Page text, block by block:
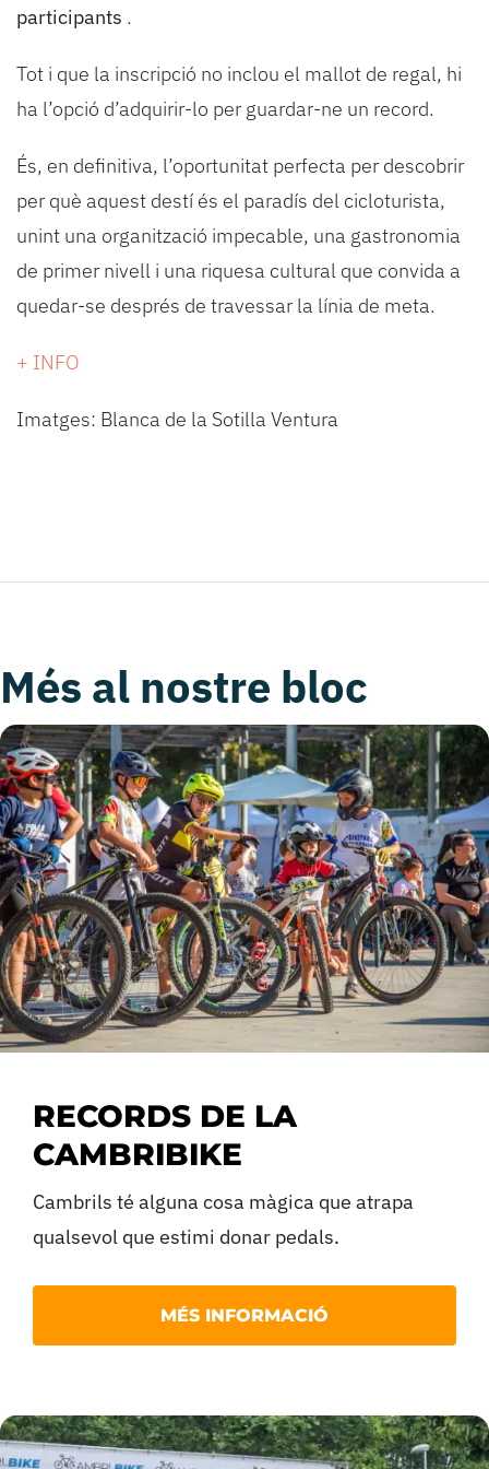
participants .
Tot i que la inscripció no inclou el mallot de regal, hi
ha l’opció d’adquirir-lo per guardar-ne un record.
És, en definitiva, l’oportunitat perfecta per descobrir
per què aquest destí és el paradís del cicloturista,
unint una organització impecable, una gastronomia
de primer nivell i una riquesa cultural que convida a
quedar-se després de travessar la línia de meta.
+ INFO
Imatges: Blanca de la Sotilla Ventura
Més al nostre bloc
RECORDS DE LA
CAMBRIBIKE
Cambrils té alguna cosa màgica que atrapa
qualsevol que estimi donar pedals.
Si vas tenir la sort de viure la darrera edició de
a la retina l’ambientàs del Parc del Pinaret.
Aquells dies compartits amb ciclistes de
MÉS INFORMACIÓ